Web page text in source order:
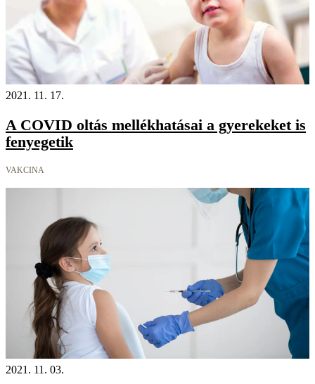
2021. 11. 17.
A COVID oltás mellékhatásai a gyerekeket is
fenyegetik
VAKCINA
2021. 11. 03.